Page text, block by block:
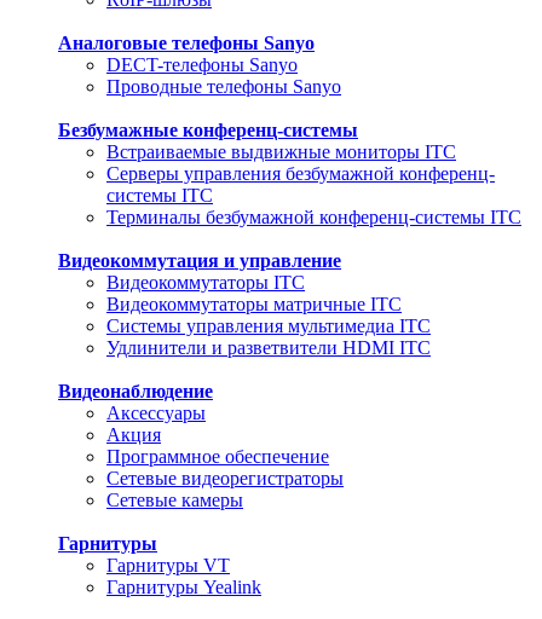
Аналоговые телефоны Sanyo
DECT-телефоны Sanyo
Проводные телефоны Sanyo
Безбумажные конференц-системы
Встраиваемые выдвижные мониторы ITC
Серверы управления безбумажной конференц-
системы ITC
Терминалы безбумажной конференц-системы ITC
Видеокоммутация и управление
Видеокоммутаторы ITC
Видеокоммутаторы матричные ITC
Системы управления мультимедиа ITC
Удлинители и разветвители HDMI ITC
Видеонаблюдение
Аксессуары
Акция
Программное обеспечение
Сетевые видеорегистраторы
Сетевые камеры
Гарнитуры
Гарнитуры VT
Гарнитуры Yealink